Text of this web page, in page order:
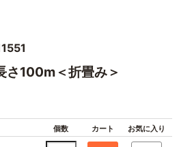
100m＜折畳み＞
個数 カート お気に入り